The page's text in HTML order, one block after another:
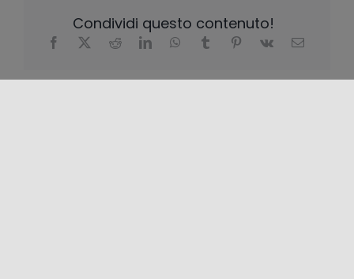
Condividi questo contenuto!